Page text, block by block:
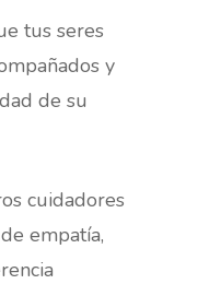
tus seres
y
de su
cuidadores
empatía,